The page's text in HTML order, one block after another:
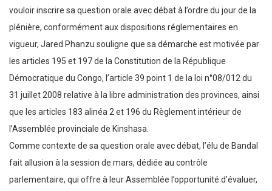
vouloir inscrire sa question orale avec débat à l’ordre du jour de la
plénière, conformément aux dispositions réglementaires en
vigueur, Jared Phanzu souligne que sa démarche est motivée par
les articles 195 et 197 de la Constitution de la République
Démocratique du Congo, l’article 39 point 1 de la loi n°08/012 du
31 juillet 2008 relative à la libre administration des provinces, ainsi
que les articles 183 alinéa 2 et 196 du Règlement intérieur de
l’Assemblée provinciale de Kinshasa.
Comme contexte de sa question orale avec débat, l’élu de Bandal
fait allusion à la session de mars, dédiée au contrôle
parlementaire, qui offre à leur Assemblée l’opportunité d’évaluer,